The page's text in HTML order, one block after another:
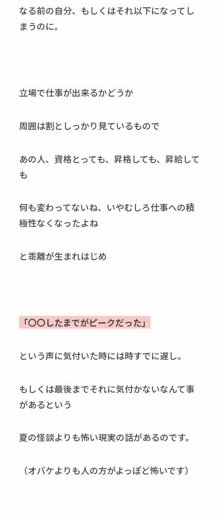
なる前の自分、もしくはそれ以下になってし
まうのに。
立場で仕事が出来るかどうか
周囲は割としっかり見ているもので
あの人、資格とっても、昇格しても、昇給して
も
何も変わってないね、いやむしろ仕事への積
極性なくなったよね
と乖離が生まれはじめ
「〇〇したまでがピークだった」
という声に気付いた時には時すでに遅し。
もしくは最後までそれに気付かないなんて事
があるという
夏の怪談よりも怖い現実の話があるのです。
（オバケよりも人の方がよっぽど怖いです）